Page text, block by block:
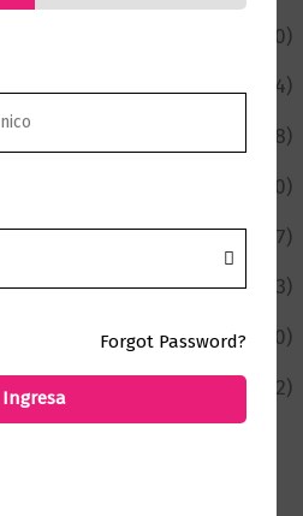
(230)
(74)
(88)
(210)
(367)
(43)
(110)
(12)
Forgot Password?
Ingresa